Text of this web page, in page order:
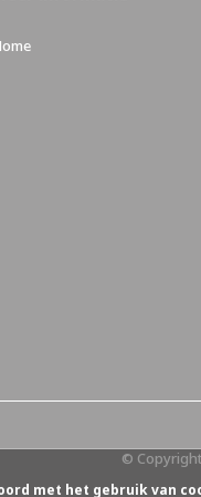
© Copyright
met het gebruik van